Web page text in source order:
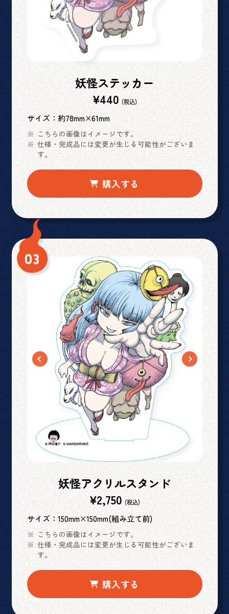
妖怪ステッカー
¥440 (税込)
サイズ：約78mm×61mm
こちらの画像はイメージです。
仕様・完成品には変更が生じる可能性がございま
す。
購入する
妖怪アクリルスタンド
¥2,750 (税込)
サイズ：150mm×150mm(組み立て前)
こちらの画像はイメージです。
仕様・完成品には変更が生じる可能性がございま
す。
購入する